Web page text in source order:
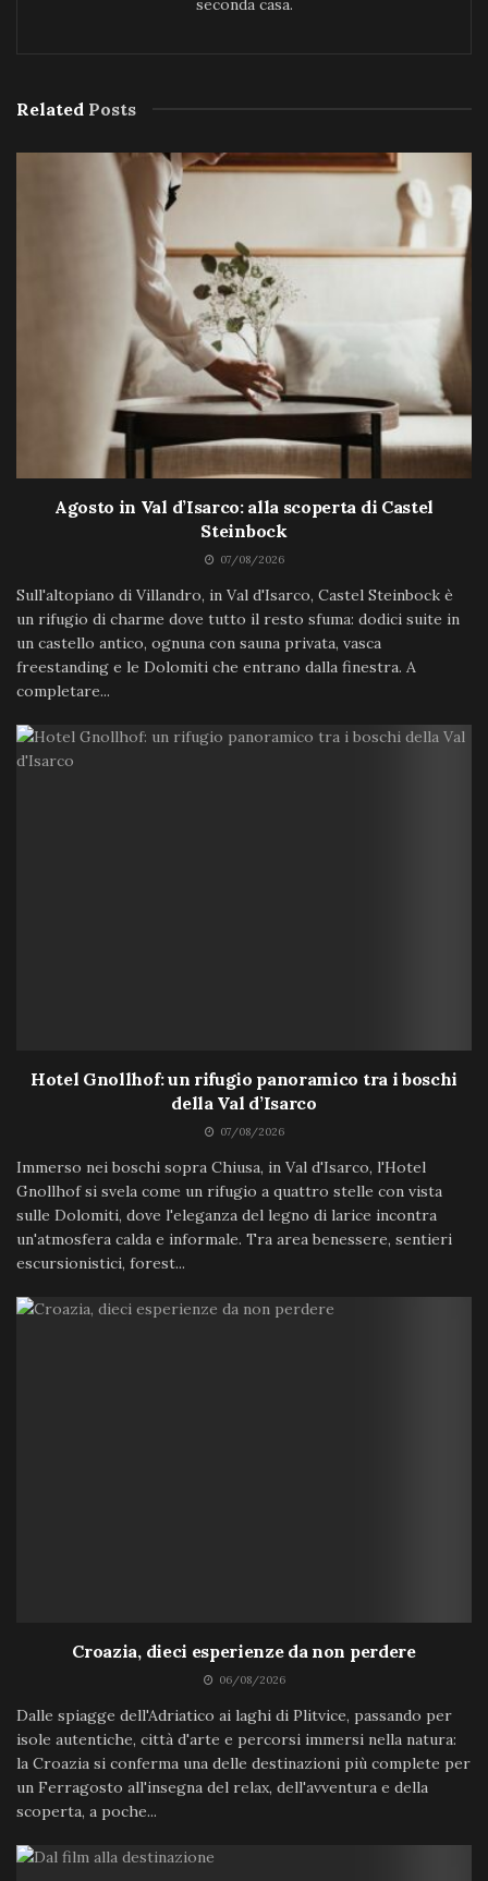
seconda casa.
Related Posts
Agosto in Val d’Isarco: alla scoperta di Castel
Steinbock
07/08/2026
Sull'altopiano di Villandro, in Val d'Isarco, Castel Steinbock è
un rifugio di charme dove tutto il resto sfuma: dodici suite in
un castello antico, ognuna con sauna privata, vasca
freestanding e le Dolomiti che entrano dalla finestra. A
completare...
Hotel Gnollhof: un rifugio panoramico tra i boschi
della Val d’Isarco
07/08/2026
Immerso nei boschi sopra Chiusa, in Val d'Isarco, l'Hotel
Gnollhof si svela come un rifugio a quattro stelle con vista
sulle Dolomiti, dove l'eleganza del legno di larice incontra
un'atmosfera calda e informale. Tra area benessere, sentieri
escursionistici, forest...
Croazia, dieci esperienze da non perdere
06/08/2026
Dalle spiagge dell'Adriatico ai laghi di Plitvice, passando per
isole autentiche, città d'arte e percorsi immersi nella natura:
la Croazia si conferma una delle destinazioni più complete per
un Ferragosto all'insegna del relax, dell'avventura e della
scoperta, a poche...